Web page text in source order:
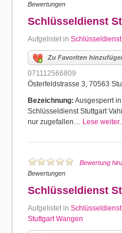
Bewertungen
Schlüsseldienst
Aufgelistet in
Zu Favoriten
071112566809
Österfeldstrasse 3, 70563
Bezeichnung: Ausgesperrt
Schlüsseldienst Stuttgart
nur zugefallen… Lese
Bewertung
Bewertungen
Schlüsseldienst
Aufgelistet in
Stuttgart Wangen